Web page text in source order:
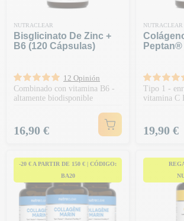
NUTRACLEAR
Bisglicinato De Zinc +
B6 (120 Cápsulas)
12 Opinión
Combinado con vitamina B6 -
altamente biodisponible
Precio
16,90 €
NUTRACLEAR
Tipo 1 -
vitamina C
Precio
19,90 €
-20 € A PARTIR DE 150 € | CÓDIGO:
BA20